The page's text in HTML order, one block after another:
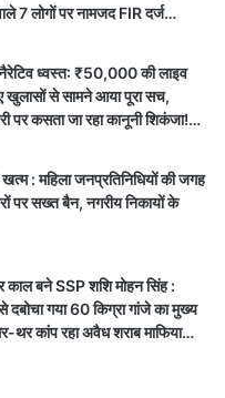
7 लोगों पर नामजद FIR दर्ज…
नैरेटिव ध्वस्त: ₹50,000 की लाइव
खुलासों से सामने आया पूरा सच,
पर कसता जा रहा कानूनी शिकंजा!…
खत्म : महिला जनप्रतिनिधियों की जगह
पर सख्त बैन, नगरीय निकायों के
काल बने SSP शशि मोहन सिंह :
दबोचा गया 60 किग्रा गांजे का मुख्य
थर कांप रहा अवैध शराब माफिया…